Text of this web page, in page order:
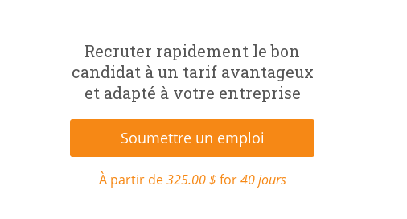
Recruter rapidement le bon
candidat à un tarif avantageux
et adapté à votre entreprise
Soumettre un emploi
À partir de325.00 $for40 jours